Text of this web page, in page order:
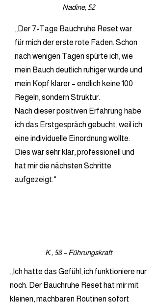
Nadine, 52
„Der 7-Tage Bauchruhe Reset war
für mich der erste rote Faden. Schon
nach wenigen Tagen spürte ich, wie
mein Bauch deutlich ruhiger wurde und
mein Kopf klarer – endlich keine 100
Regeln, sondern Struktur.
Nach dieser positiven Erfahrung habe
ich das Erstgespräch gebucht, weil ich
eine individuelle Einordnung wollte.
Dies war sehr klar, professionell und
hat mir die nächsten Schritte
aufgezeigt.“
K., 58 – Führungskraft
„Ich hatte das Gefühl, ich funktioniere nur
noch. Der Bauchruhe Reset hat mir mit
kleinen, machbaren Routinen sofort